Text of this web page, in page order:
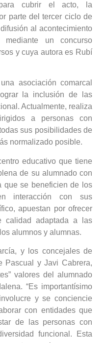
cubrir el acto, la
parte del tercer ciclo de
al acontecimiento
un concurso
y cuya autora es Rubí
asociación comarcal
la inclusión de las
Actualmente, realiza
a personas con
sus posibilidades de
normalizado posible.
educativo que tiene
de su alumnado con
que se beneficien de los
interacción con sus
apuestan por ofrecer
calidad adaptada a las
alumnos y alumnas.
y los concejales de
Pascual y Javi Cabrera,
valores del alumnado
“Es importantísimo
y se conciencie
con entidades que
de las personas con
funcional. Esta